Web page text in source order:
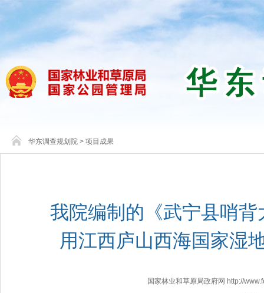
华东调查规划院 > 项目成果
我院编制的《武宁县哨
用江西庐山西海国家湿
国家林业和草原局政府网 http://